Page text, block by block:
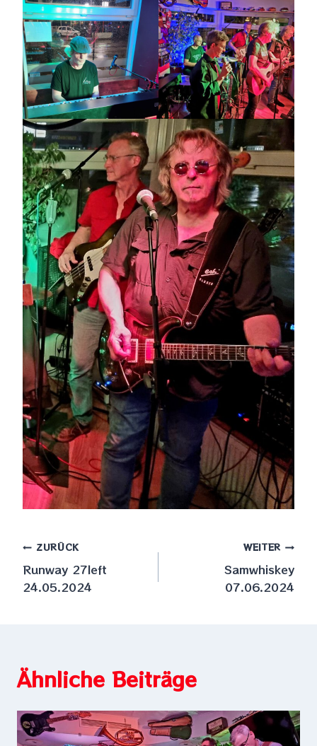
Beitragsnavigation
ZURÜCK
Runway 27left
24.05.2024
WEITER
Samwhiskey
07.06.2024
Ähnliche Beiträge